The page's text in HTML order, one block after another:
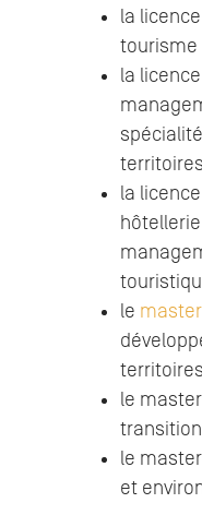
la
tourisme
la
la
le
territoires
le
transition
le
et